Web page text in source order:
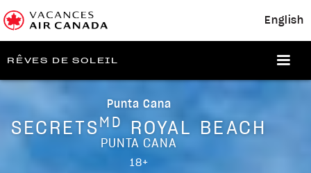
English
RÊVES DE SOLEIL
Punta Cana
SECRETS MD ROYAL BEACH
PUNTA CANA
18+